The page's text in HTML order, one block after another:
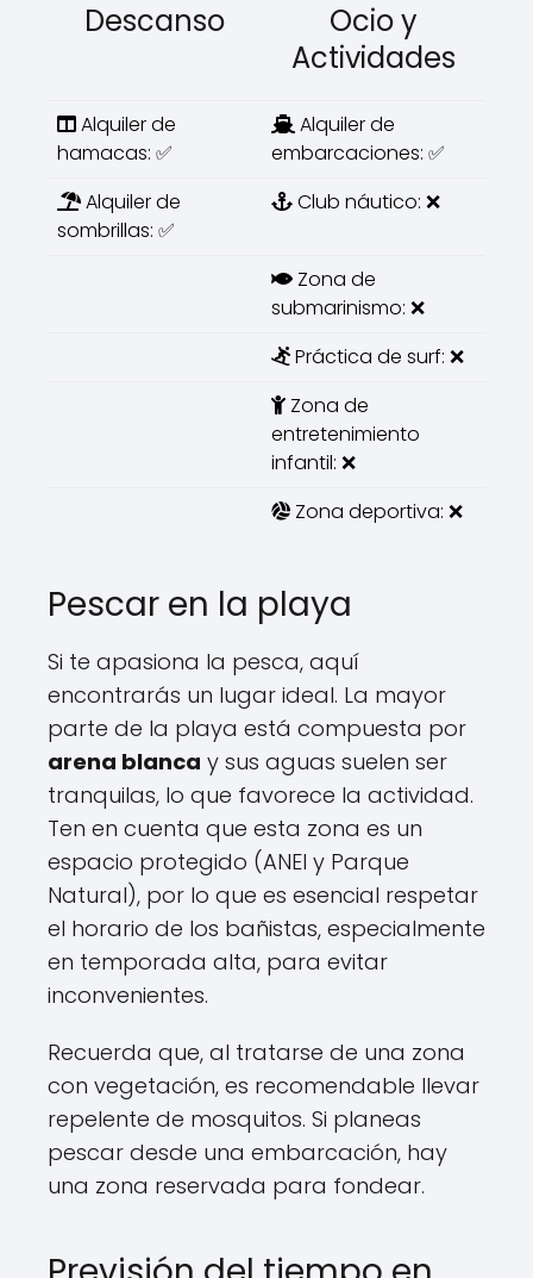
Descanso
Ocio y
Actividades
Alquiler de
hamacas: ✅
Alquiler de
embarcaciones: ✅
Alquiler de
sombrillas: ✅
Club náutico: ❌
Zona de
submarinismo: ❌
Práctica de surf: ❌
Zona de
entretenimiento
infantil: ❌
Zona deportiva: ❌
Pescar en la playa
Si te apasiona la pesca, aquí
encontrarás un lugar ideal. La mayor
parte de la playa está compuesta por
arena blanca y sus aguas suelen ser
tranquilas, lo que favorece la actividad.
Ten en cuenta que esta zona es un
espacio protegido (ANEI y Parque
Natural), por lo que es esencial respetar
el horario de los bañistas, especialmente
en temporada alta, para evitar
inconvenientes.
Recuerda que, al tratarse de una zona
con vegetación, es recomendable llevar
repelente de mosquitos. Si planeas
pescar desde una embarcación, hay
una zona reservada para fondear.